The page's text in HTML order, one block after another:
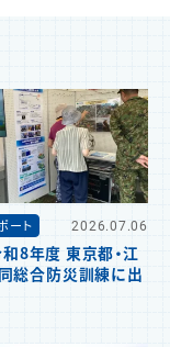
ート 2026.07.06
8年度 東京都・江
総合防災訓練に出